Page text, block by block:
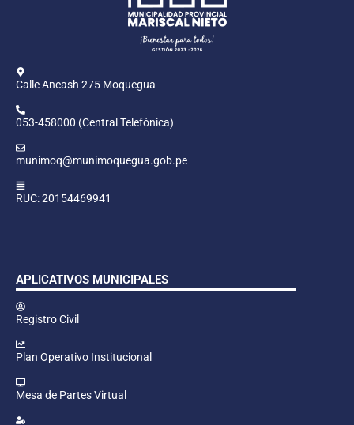
Calle Ancash 275 Moquegua
053-458000 (Central Telefónica)
munimoq@munimoquegua.gob.pe
RUC: 20154469941
APLICATIVOS MUNICIPALES
Registro Civil
Plan Operativo Institucional
Mesa de Partes Virtual